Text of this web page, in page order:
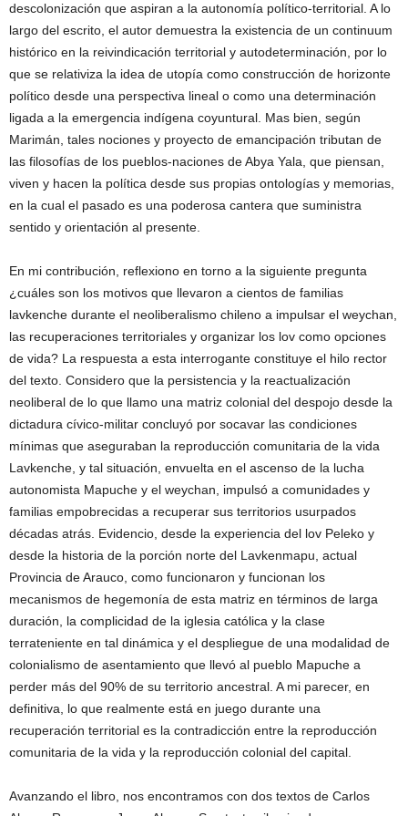
descolonización que aspiran a la autonomía político-territorial. A lo
largo del escrito, el autor demuestra la existencia de un continuum
histórico en la reivindicación territorial y autodeterminación, por lo
que se relativiza la idea de utopía como construcción de horizonte
político desde una perspectiva lineal o como una determinación
ligada a la emergencia indígena coyuntural. Mas bien, según
Marimán, tales nociones y proyecto de emancipación tributan de
las filosofías de los pueblos-naciones de Abya Yala, que piensan,
viven y hacen la política desde sus propias ontologías y memorias,
en la cual el pasado es una poderosa cantera que suministra
sentido y orientación al presente.
En mi contribución, reflexiono en torno a la siguiente pregunta
¿cuáles son los motivos que llevaron a cientos de familias
lavkenche durante el neoliberalismo chileno a impulsar el weychan,
las recuperaciones territoriales y organizar los lov como opciones
de vida? La respuesta a esta interrogante constituye el hilo rector
del texto. Considero que la persistencia y la reactualización
neoliberal de lo que llamo una matriz colonial del despojo desde la
dictadura cívico-militar concluyó por socavar las condiciones
mínimas que aseguraban la reproducción comunitaria de la vida
Lavkenche, y tal situación, envuelta en el ascenso de la lucha
autonomista Mapuche y el weychan, impulsó a comunidades y
familias empobrecidas a recuperar sus territorios usurpados
décadas atrás. Evidencio, desde la experiencia del lov Peleko y
desde la historia de la porción norte del Lavkenmapu, actual
Provincia de Arauco, como funcionaron y funcionan los
mecanismos de hegemonía de esta matriz en términos de larga
duración, la complicidad de la iglesia católica y la clase
terrateniente en tal dinámica y el despliegue de una modalidad de
colonialismo de asentamiento que llevó al pueblo Mapuche a
perder más del 90% de su territorio ancestral. A mi parecer, en
definitiva, lo que realmente está en juego durante una
recuperación territorial es la contradicción entre la reproducción
comunitaria de la vida y la reproducción colonial del capital.
Avanzando el libro, nos encontramos con dos textos de Carlos